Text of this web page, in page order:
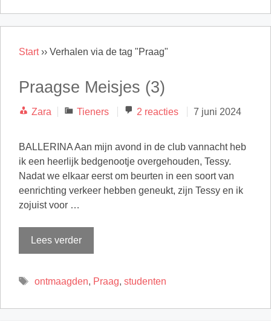
Start›› Verhalen via de tag "Praag"
Praagse Meisjes (3)
Zara Categorieën
Tieners 2 reacties 7 juni 2024
BALLERINA Aan mijn avond in de club vannacht heb
ik een heerlijk bedgenootje overgehouden, Tessy.
Nadat we elkaar eerst om beurten in een soort van
eenrichting verkeer hebben geneukt, zijn Tessy en ik
zojuist voor …
Lees verder
Tags
ontmaagden, Praag, studenten